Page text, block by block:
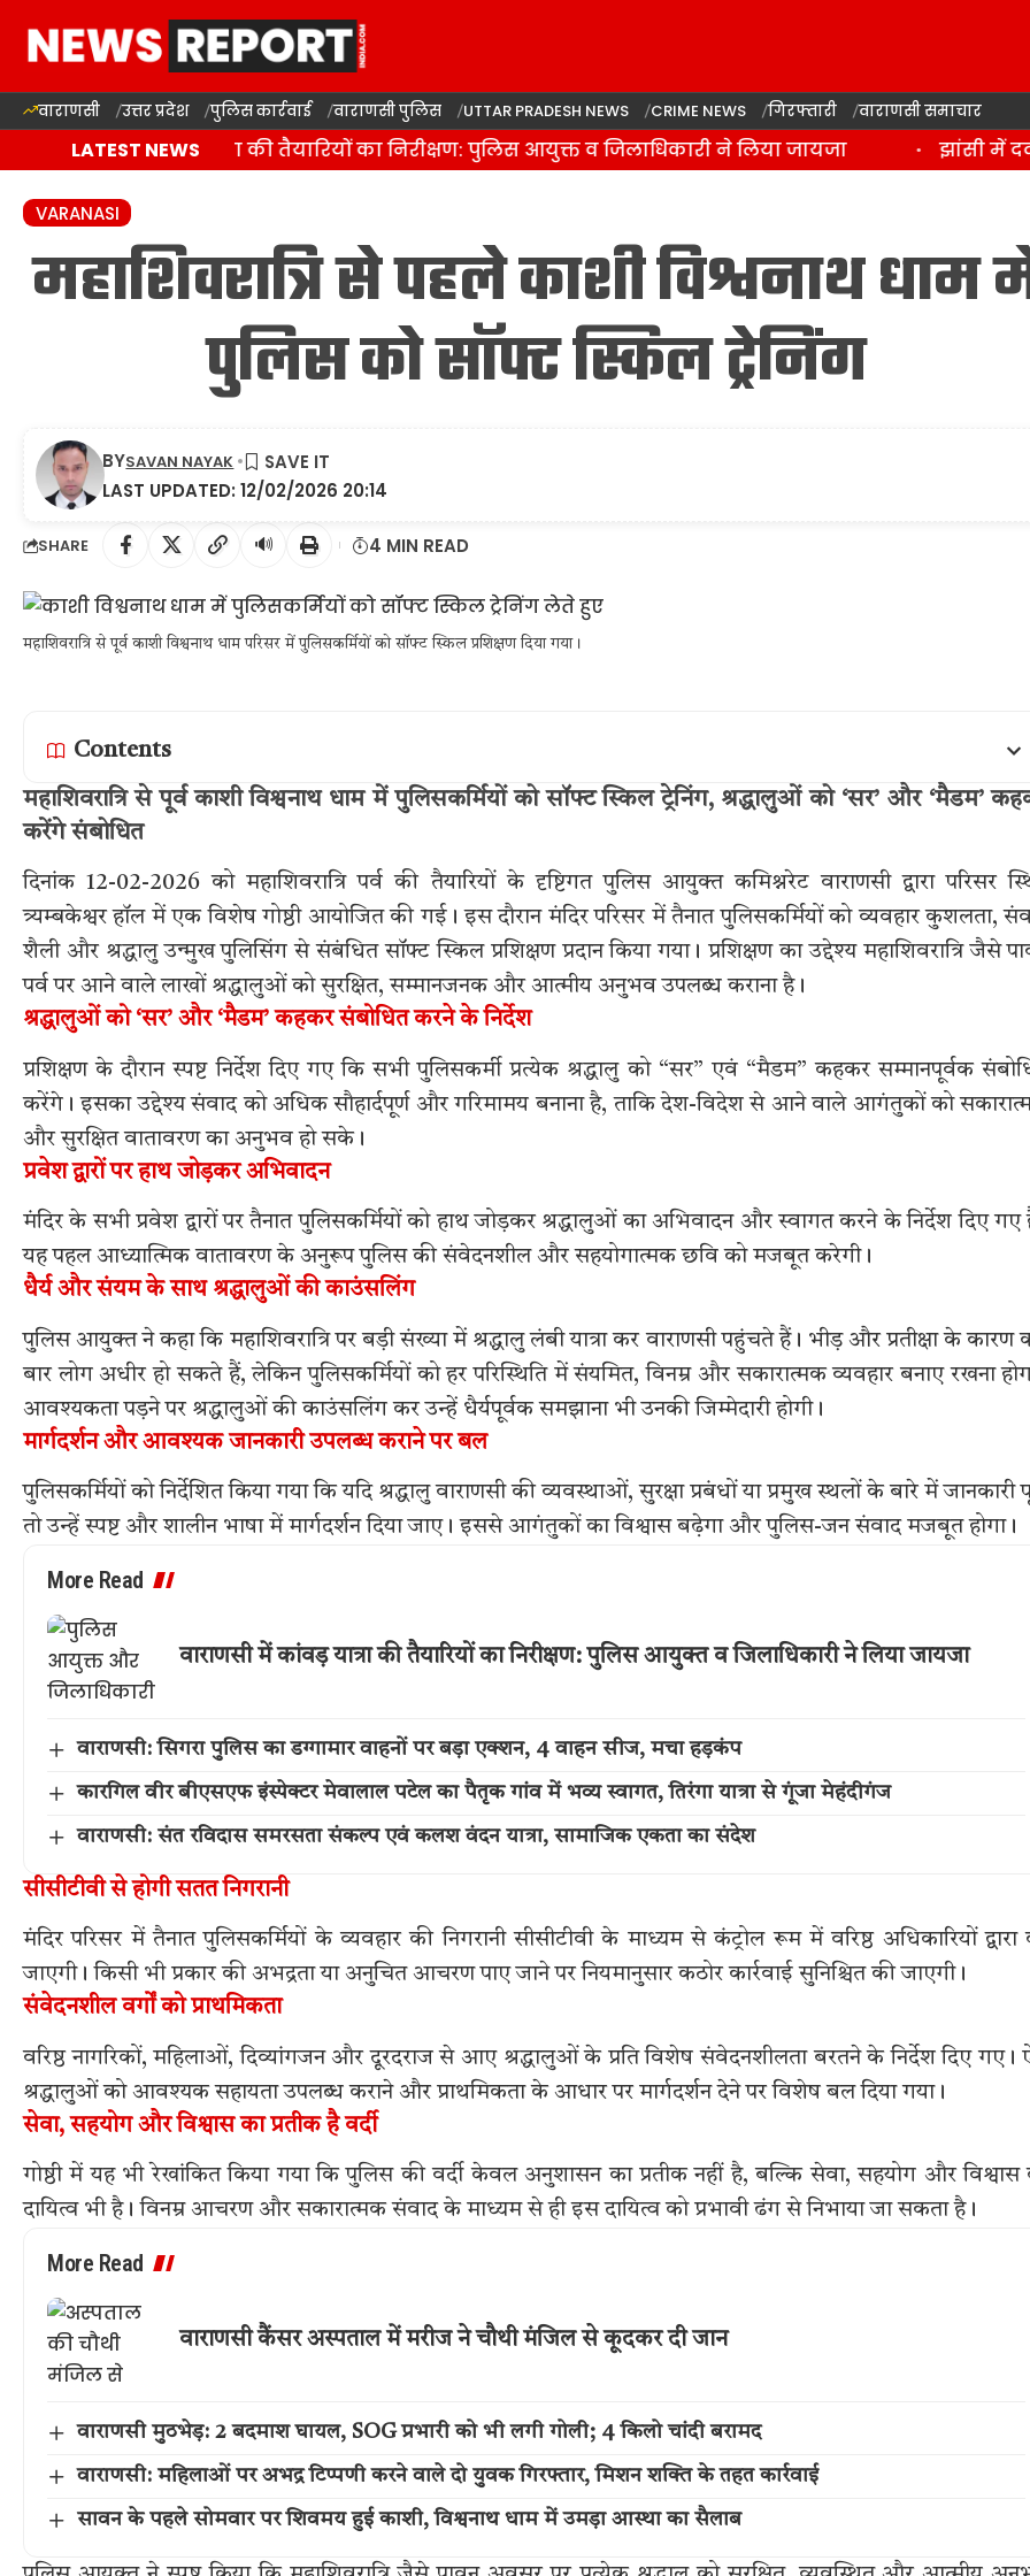
वाराणसी उत्तर प्रदेश पुलिस कार्रवाई वाराणसी पुलिस UTTAR PRADESH NEWS CRIME NEWS गिरफ्तारी वाराणसी समाचार
LATEST NEWS
वाराणसी में कांवड़ यात्रा की तैयारियों का निरीक्षण: पुलिस आयुक्त व जिलाधिकारी ने लिया जायजा झांसी में
VARANASI
महाशिवरात्रि से पहले काशी विश्वनाथ धाम
पुलिस को सॉफ्ट स्किल ट्रेनिंग
LAST UPDATED: 12/02/2026 20:14
BYSAVAN NAYAK
SHARE 🔊 4 MIN READ
महाशिवरात्रि से पूर्व काशी विश्वनाथ धाम परिसर में पुलिसकर्मियों को सॉफ्ट स्किल प्रशिक्षण दिया गया।
Contents
महाशिवरात्रि से पूर्व काशी विश्वनाथ धाम में पुलिसकर्मियों को सॉफ्ट स्किल ट्रेनिंग, श्रद्धालुओं को ‘सर’ और ‘मैडम’
करेंगे संबोधित
दिनांक 12-02-2026 को महाशिवरात्रि पर्व की तैयारियों के दृष्टिगत पुलिस आयुक्त कमिश्नरेट वाराणसी द्वारा परिसर
त्र्यम्बकेश्वर हॉल में एक विशेष गोष्ठी आयोजित की गई। इस दौरान मंदिर परिसर में तैनात पुलिसकर्मियों को व्यवहार कुशलता,
शैली और श्रद्धालु उन्मुख पुलिसिंग से संबंधित सॉफ्ट स्किल प्रशिक्षण प्रदान किया गया। प्रशिक्षण का उद्देश्य महाशिवरात्रि जैसे
पर्व पर आने वाले लाखों श्रद्धालुओं को सुरक्षित, सम्मानजनक और आत्मीय अनुभव उपलब्ध कराना है।
श्रद्धालुओं को ‘सर’ और ‘मैडम’ कहकर संबोधित करने के निर्देश
प्रशिक्षण के दौरान स्पष्ट निर्देश दिए गए कि सभी पुलिसकर्मी प्रत्येक श्रद्धालु को “सर” एवं “मैडम” कहकर सम्मानपूर्वक
करेंगे। इसका उद्देश्य संवाद को अधिक सौहार्दपूर्ण और गरिमामय बनाना है, ताकि देश-विदेश से आने वाले आगंतुकों को
और सुरक्षित वातावरण का अनुभव हो सके।
प्रवेश द्वारों पर हाथ जोड़कर अभिवादन
मंदिर के सभी प्रवेश द्वारों पर तैनात पुलिसकर्मियों को हाथ जोड़कर श्रद्धालुओं का अभिवादन और स्वागत करने के निर्देश दिए गए
यह पहल आध्यात्मिक वातावरण के अनुरूप पुलिस की संवेदनशील और सहयोगात्मक छवि को मजबूत करेगी।
धैर्य और संयम के साथ श्रद्धालुओं की काउंसलिंग
पुलिस आयुक्त ने कहा कि महाशिवरात्रि पर बड़ी संख्या में श्रद्धालु लंबी यात्रा कर वाराणसी पहुंचते हैं। भीड़ और प्रतीक्षा के कारण
बार लोग अधीर हो सकते हैं, लेकिन पुलिसकर्मियों को हर परिस्थिति में संयमित, विनम्र और सकारात्मक व्यवहार बनाए रखना
आवश्यकता पड़ने पर श्रद्धालुओं की काउंसलिंग कर उन्हें धैर्यपूर्वक समझाना भी उनकी जिम्मेदारी होगी।
मार्गदर्शन और आवश्यक जानकारी उपलब्ध कराने पर बल
पुलिसकर्मियों को निर्देशित किया गया कि यदि श्रद्धालु वाराणसी की व्यवस्थाओं, सुरक्षा प्रबंधों या प्रमुख स्थलों के बारे में जानकारी
तो उन्हें स्पष्ट और शालीन भाषा में मार्गदर्शन दिया जाए। इससे आगंतुकों का विश्वास बढ़ेगा और पुलिस-जन संवाद मजबूत होगा।
More Read
वाराणसी में कांवड़ यात्रा की तैयारियों का निरीक्षण: पुलिस आयुक्त व जिलाधिकारी ने लिया जायजा
वाराणसी: सिगरा पुलिस का डग्गामार वाहनों पर बड़ा एक्शन, 4 वाहन सीज, मचा हड़कंप
कारगिल वीर बीएसएफ इंस्पेक्टर मेवालाल पटेल का पैतृक गांव में भव्य स्वागत, तिरंगा यात्रा से गूंजा मेहंदीगंज
वाराणसी: संत रविदास समरसता संकल्प एवं कलश वंदन यात्रा, सामाजिक एकता का संदेश
सीसीटीवी से होगी सतत निगरानी
मंदिर परिसर में तैनात पुलिसकर्मियों के व्यवहार की निगरानी सीसीटीवी के माध्यम से कंट्रोल रूम में वरिष्ठ अधिकारियों द्वारा
जाएगी। किसी भी प्रकार की अभद्रता या अनुचित आचरण पाए जाने पर नियमानुसार कठोर कार्रवाई सुनिश्चित की जाएगी।
संवेदनशील वर्गों को प्राथमिकता
वरिष्ठ नागरिकों, महिलाओं, दिव्यांगजन और दूरदराज से आए श्रद्धालुओं के प्रति विशेष संवेदनशीलता बरतने के निर्देश दिए गए।
श्रद्धालुओं को आवश्यक सहायता उपलब्ध कराने और प्राथमिकता के आधार पर मार्गदर्शन देने पर विशेष बल दिया गया।
सेवा, सहयोग और विश्वास का प्रतीक है वर्दी
गोष्ठी में यह भी रेखांकित किया गया कि पुलिस की वर्दी केवल अनुशासन का प्रतीक नहीं है, बल्कि सेवा, सहयोग और विश्वास
दायित्व भी है। विनम्र आचरण और सकारात्मक संवाद के माध्यम से ही इस दायित्व को प्रभावी ढंग से निभाया जा सकता है।
More Read
वाराणसी कैंसर अस्पताल में मरीज ने चौथी मंजिल से कूदकर दी जान
वाराणसी मुठभेड़: 2 बदमाश घायल, SOG प्रभारी को भी लगी गोली; 4 किलो चांदी बरामद
वाराणसी: महिलाओं पर अभद्र टिप्पणी करने वाले दो युवक गिरफ्तार, मिशन शक्ति के तहत कार्रवाई
सावन के पहले सोमवार पर शिवमय हुई काशी, विश्वनाथ धाम में उमड़ा आस्था का सैलाब